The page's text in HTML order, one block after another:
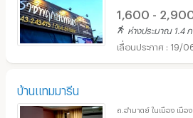
1,600 -
ห่างประมาณ 1.4 ก
19/
บ้านแทมมารีน
ถ.อำมาตย์ ในเมือง เมื